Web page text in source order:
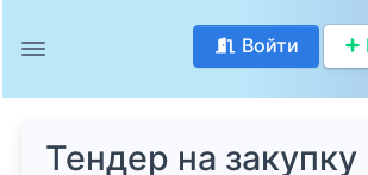
Войти
Тендер на закупку